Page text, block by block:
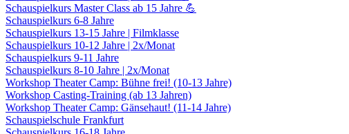
Schauspielkurs Master Class ab 15 Jahre 💪
Schauspielkurs 6-8 Jahre
Schauspielkurs 13-15 Jahre | Filmklasse
Schauspielkurs 10-12 Jahre | 2x/Monat
Schauspielkurs 9-11 Jahre
Schauspielkurs 8-10 Jahre | 2x/Monat
Workshop Theater Camp: Bühne frei! (10-13 Jahre)
Workshop Casting-Training (ab 13 Jahren)
Workshop Theater Camp: Gänsehaut! (11-14 Jahre)
Schauspielschule Frankfurt